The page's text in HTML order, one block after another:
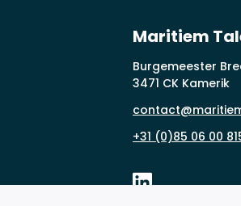
Maritiem
Burgemeester
3471 CK Kamerik
+31 (0)85 06 00